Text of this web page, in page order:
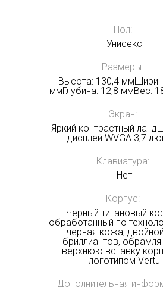
Пол:
Унисекс
Размеры:
Высота: 130,4
ммГлубина: 12,8 ммВес:
Экран:
Яркий контрастный
дисплей WVGA 3,7
Клавиатура:
Нет
Корпус:
Черный титановый
обработанный по
черная кожа,
бриллиантов,
верхнюю вставку
логотипом Vertu
Дополнительная